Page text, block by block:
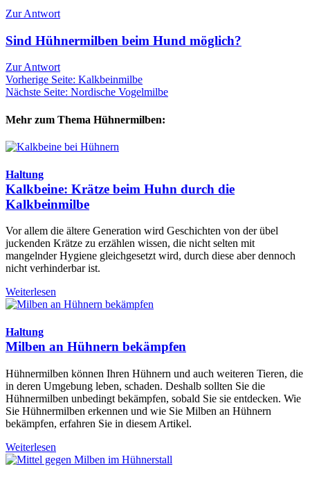
Zur Antwort
Sind Hühnermilben beim Hund möglich?
Zur Antwort
Vorherige Seite: Kalkbeinmilbe
Nächste Seite: Nordische Vogelmilbe
Mehr zum Thema Hühnermilben:
Haltung
Kalkbeine: Krätze beim Huhn durch die
Kalkbeinmilbe
Vor allem die ältere Generation wird Geschichten von der übel
juckenden Krätze zu erzählen wissen, die nicht selten mit
mangelnder Hygiene gleichgesetzt wird, durch diese aber dennoch
nicht verhinderbar ist.
Weiterlesen
Haltung
Milben an Hühnern bekämpfen
Hühnermilben können Ihren Hühnern und auch weiteren Tieren, die
in deren Umgebung leben, schaden. Deshalb sollten Sie die
Hühnermilben unbedingt bekämpfen, sobald Sie sie entdecken. Wie
Sie Hühnermilben erkennen und wie Sie Milben an Hühnern
bekämpfen, erfahren Sie in diesem Artikel.
Weiterlesen